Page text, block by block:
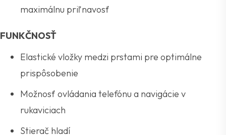
maximálnu priľnavosť
FUNKČNOSŤ
Elastické vložky medzi prstami pre optimálne
prispôsobenie
Možnosť ovládania telefónu a navigácie v
rukaviciach
Stierač hladí